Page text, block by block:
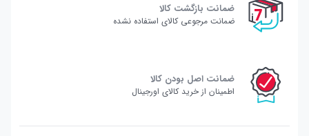
ضمانت بازگشت کالا
ضمانت مرجوعی کالای استفاده نشده
ضمانت اصل بودن کالا
اطمینان از خرید کالای اورجینال